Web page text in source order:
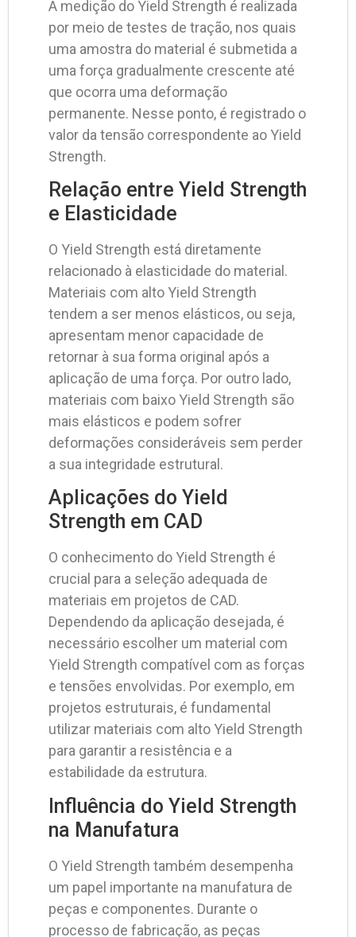
A medição do Yield Strength é realizada
por meio de testes de tração, nos quais
uma amostra do material é submetida a
uma força gradualmente crescente até
que ocorra uma deformação
permanente. Nesse ponto, é registrado o
valor da tensão correspondente ao Yield
Strength.
Relação entre Yield Strength
e Elasticidade
O Yield Strength está diretamente
relacionado à elasticidade do material.
Materiais com alto Yield Strength
tendem a ser menos elásticos, ou seja,
apresentam menor capacidade de
retornar à sua forma original após a
aplicação de uma força. Por outro lado,
materiais com baixo Yield Strength são
mais elásticos e podem sofrer
deformações consideráveis sem perder
a sua integridade estrutural.
Aplicações do Yield
Strength em CAD
O conhecimento do Yield Strength é
crucial para a seleção adequada de
materiais em projetos de CAD.
Dependendo da aplicação desejada, é
necessário escolher um material com
Yield Strength compatível com as forças
e tensões envolvidas. Por exemplo, em
projetos estruturais, é fundamental
utilizar materiais com alto Yield Strength
para garantir a resistência e a
estabilidade da estrutura.
Influência do Yield Strength
na Manufatura
O Yield Strength também desempenha
um papel importante na manufatura de
peças e componentes. Durante o
processo de fabricação, as peças